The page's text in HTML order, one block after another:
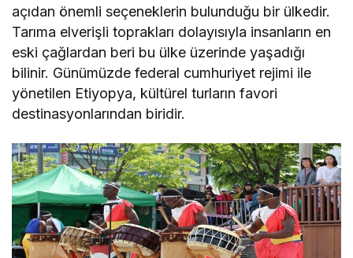
açıdan önemli seçeneklerin bulunduğu bir ülkedir.
Tarıma elverişli toprakları dolayısıyla insanların en
eski çağlardan beri bu ülke üzerinde yaşadığı
bilinir. Günümüzde federal cumhuriyet rejimi ile
yönetilen Etiyopya, kültürel turların favori
destinasyonlarından biridir.